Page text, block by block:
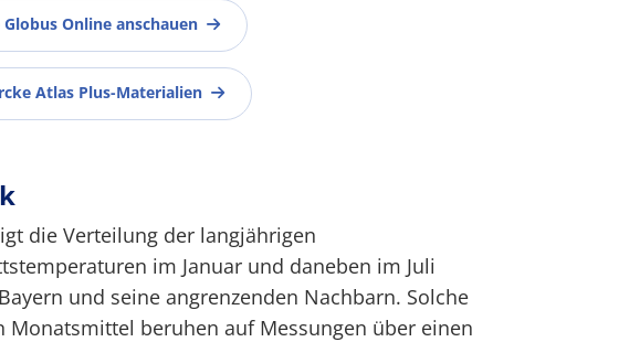
Online anschauen
Atlas Plus-Materialien
die Verteilung der langjährigen
im Januar und daneben im Juli
und seine angrenzenden Nachbarn. Solche
Monatsmittel beruhen auf Messungen über einen